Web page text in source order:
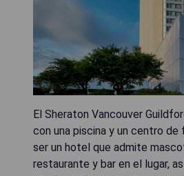
El Sheraton Vancouver
con una piscina y un centro de
ser un hotel que admite
restaurante y bar en el lugar,